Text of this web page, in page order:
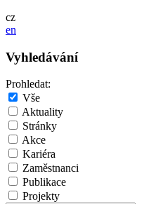
cz
en
Vyhledávání
Prohledat:
Vše
Aktuality
Stránky
Akce
Kariéra
Zaměstnanci
Publikace
Projekty